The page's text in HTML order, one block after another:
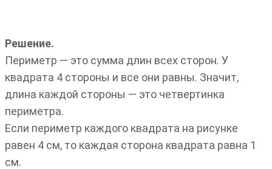
Решение.
Периметр — это сумма длин всех сторон. У
квадрата 4 стороны и все они равны. Значит,
длина каждой стороны — это четвертинка
периметра.
Если периметр каждого квадрата на рисунке
равен 4 см, то каждая сторона квадрата равна 1
см.